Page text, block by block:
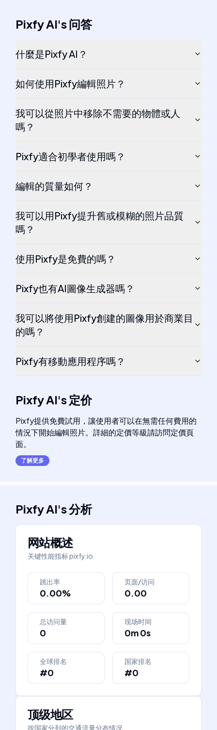
Pixfy AI's问答
什麼是Pixfy AI？
如何使用Pixfy編輯照片？
我可以從照片中移除不需要的物體或人
嗎？
Pixfy適合初學者使用嗎？
編輯的質量如何？
我可以用Pixfy提升舊或模糊的照片品質
嗎？
使用Pixfy是免費的嗎？
Pixfy也有AI圖像生成器嗎？
我可以將使用Pixfy創建的圖像用於商業目
的嗎？
Pixfy有移動應用程序嗎？
Pixfy AI's 定价
Pixfy提供免費試用，讓使用者可以在無需任何費用的
情況下開始編輯照片。詳細的定價等級請訪問定價頁
面。
了解更多
Pixfy AI's分析
网站概述
关键性能指标pixfy.io
跳出率
0.00%
页面/访问
0.00
总访问量
0
现场时间
0m 0s
全球排名
#0
国家排名
#0
顶级地区
按国家分列的交通流量分布情况